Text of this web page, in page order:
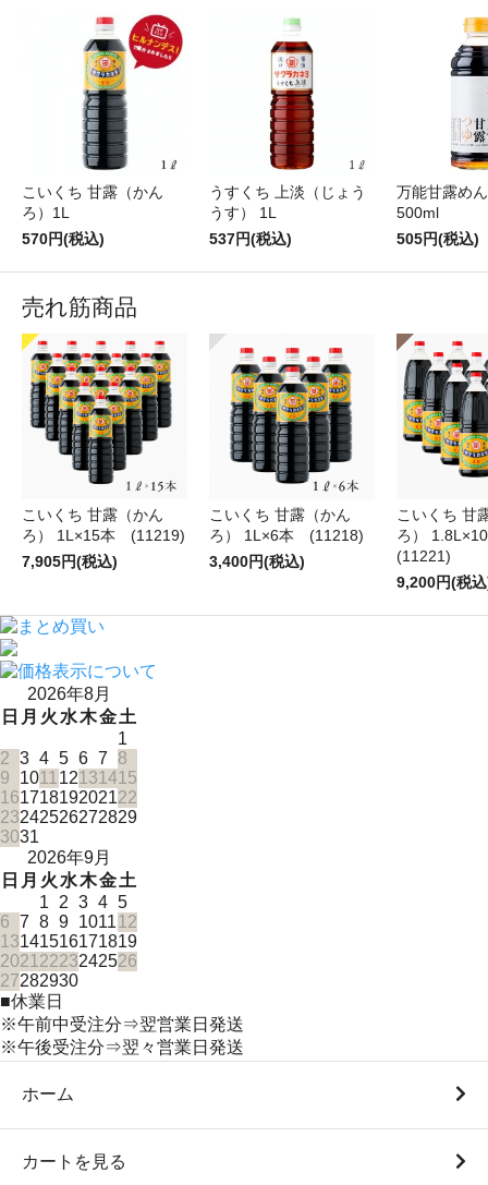
こいくち 甘露（かん
ろ）1L
570円(税込)
うすくち 上淡（じょう
うす） 1L
537円(税込)
万能甘露め
500ml
505円(税込)
売れ筋商品
こいくち 甘露（かん
ろ） 1L×15本 (11219)
7,905円(税込)
こいくち 甘露（かん
ろ） 1L×6本 (11218)
3,400円(税込)
こいくち 甘
ろ）
(11221)
9,200円(税
2026年8月
日 月 火 水木金土
1
2 3 4 5 6 7
8
9
1011 12131415
16171819202122
23242526272829
3031
2026年9月
日 月 火 水木金土
1
2 3 4 5
6 7 8 9 101112
13141516171819
2021 2223242526
27282930
■休業日
※午前中受注分⇒翌営業日発送
※午後受注分⇒翌々営業日発送
ホーム
カートを見る